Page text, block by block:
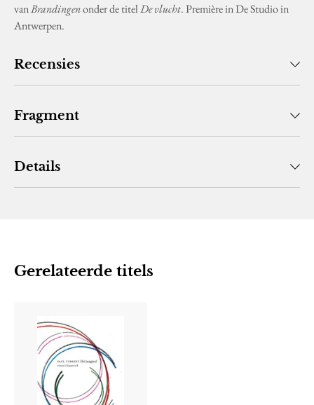
vanBrandingenonder de titelDe vlucht. Première in De Studio in
Antwerpen.
Recensies
Fragment
Details
Gerelateerde titels